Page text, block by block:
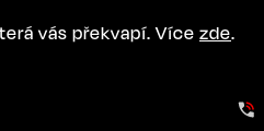
vás překvapí. Více zde.